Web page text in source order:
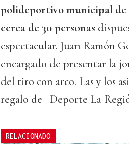
polideportivo municipal de
cerca de 30 personas
espectacular. Juan Ramón
encargado de presentar la
del tiro con arco. Las y los
regalo de +Deporte La
RELACIONADO